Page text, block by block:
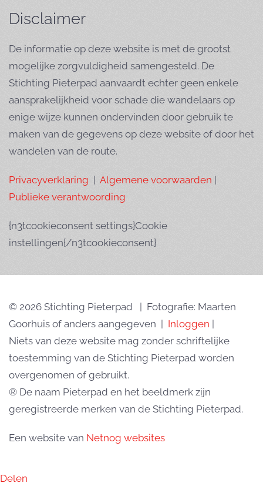
Disclaimer
De informatie op deze website is met de grootst
mogelijke zorgvuldigheid samengesteld. De
Stichting Pieterpad aanvaardt echter geen enkele
aansprakelijkheid voor schade die wandelaars op
enige wijze kunnen ondervinden door gebruik te
maken van de gegevens op deze website of door het
wandelen van de route.
Privacyverklaring Algemene voorwaarden
Publieke verantwoording
{n3tcookieconsent settings}Cookie
instellingen{/n3tcookieconsent}
© 2026 Stichting Pieterpad | Fotografie: Maarten
Goorhuis of anders aangegeven | Inloggen
Niets van deze website mag zonder schriftelijke
toestemming van de Stichting Pieterpad worden
overgenomen of gebruikt.
® De naam Pieterpad en het beeldmerk zijn
geregistreerde merken van de Stichting Pieterpad.
Een website van Netnog websites
Delen